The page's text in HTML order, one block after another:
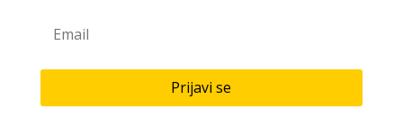
Prijavi se